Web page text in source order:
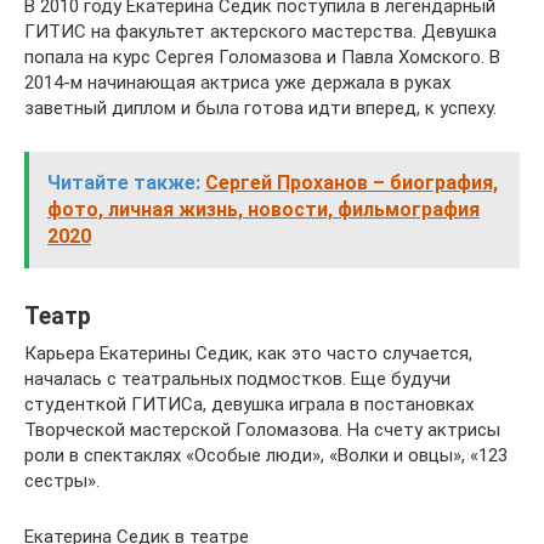
В 2010 году Екатерина Седик поступила в легендарный
ГИТИС на факультет актерского мастерства. Девушка
попала на курс Сергея Голомазова и Павла Хомского. В
2014-м начинающая актриса уже держала в руках
заветный диплом и была готова идти вперед, к успеху.
Читайте также: Сергей Проханов – биография,
фото, личная жизнь, новости, фильмография
2020
Театр
Карьера Екатерины Седик, как это часто случается,
началась с театральных подмостков. Еще будучи
студенткой ГИТИСа, девушка играла в постановках
Творческой мастерской Голомазова. На счету актрисы
роли в спектаклях «Особые люди», «Волки и овцы», «123
сестры».
Екатерина Седик в театре